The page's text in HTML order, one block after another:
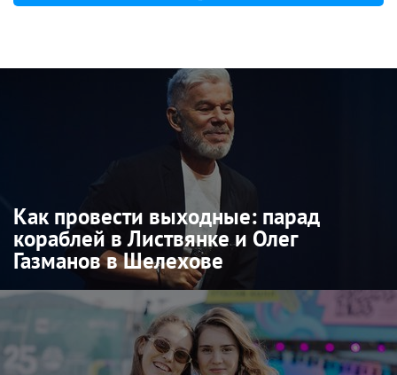
Как провести выходные: парад
кораблей в Листвянке и Олег
Газманов в Шелехове